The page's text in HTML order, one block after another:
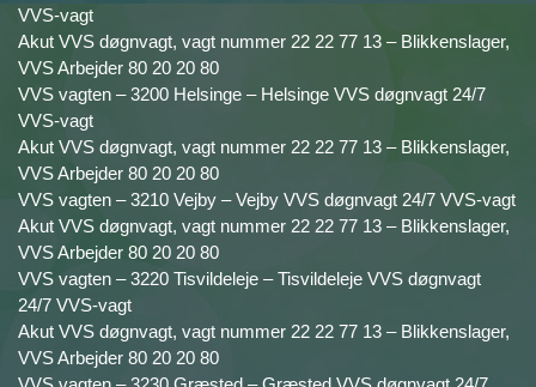
VVS-vagt
Akut VVS døgnvagt, vagt nummer 22 22 77 13 – Blikkenslager,
VVS Arbejder 80 20 20 80
VVS vagten – 3200 Helsinge – Helsinge VVS døgnvagt 24/7
VVS-vagt
Akut VVS døgnvagt, vagt nummer 22 22 77 13 – Blikkenslager,
VVS Arbejder 80 20 20 80
VVS vagten – 3210 Vejby – Vejby VVS døgnvagt 24/7 VVS-vagt
Akut VVS døgnvagt, vagt nummer 22 22 77 13 – Blikkenslager,
VVS Arbejder 80 20 20 80
VVS vagten – 3220 Tisvildeleje – Tisvildeleje VVS døgnvagt
24/7 VVS-vagt
Akut VVS døgnvagt, vagt nummer 22 22 77 13 – Blikkenslager,
VVS Arbejder 80 20 20 80